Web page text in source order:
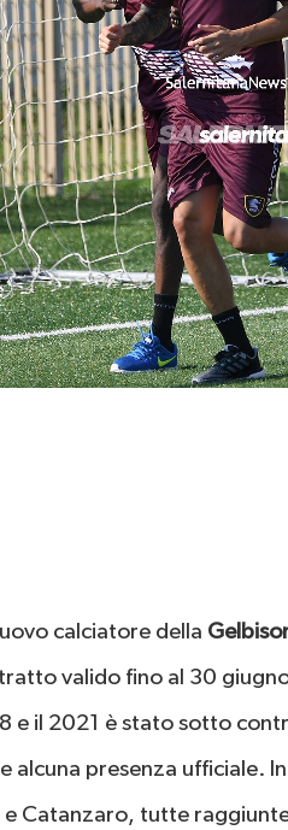
calciatore della
valido fino al 30
e il 2021 è stato sotto
alcuna presenza ufficiale.
e Catanzaro, tutte